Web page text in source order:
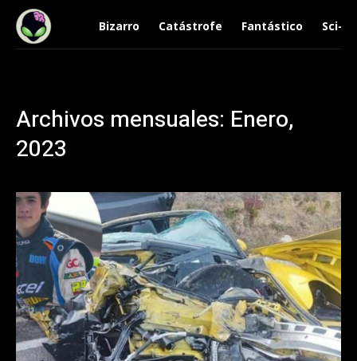
Bizarro Catástrofe Fantástico Sci-Fi
Archivos mensuales: Enero,
2023